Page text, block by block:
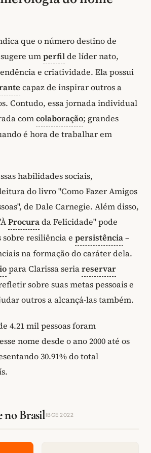
que o número destino de
umperfilde líder nato,
e criatividade. Ela possui
capaz de inspirar outros a
Contudo, essa jornada individual
comcolaboração; grandes
é hora de trabalhar em
habilidades sociais,
do livro "Como Fazer Amigos
de Dale Carnegie. Além disso,
Procurada Felicidade" pode
resiliência e persistência–
na formação do caráter dela.
para Clarissa seriareservar
sobre suas metas pessoais e
outros a alcançá-las também.
4.21 mil pessoas foram
nome desde o ano 2000 até os
30.91% do total
no BrasilIBGE 2022